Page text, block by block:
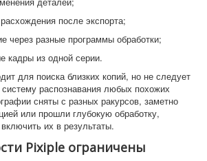
после экспорта;
через разные программы обработки;
кадры из одной серии.
для поиска близких копий, но не следует
систему распознавания любых похожих
сняты с разных ракурсов, заметно
или прошли глубокую обработку,
их в результаты.
Pixiple ограничены